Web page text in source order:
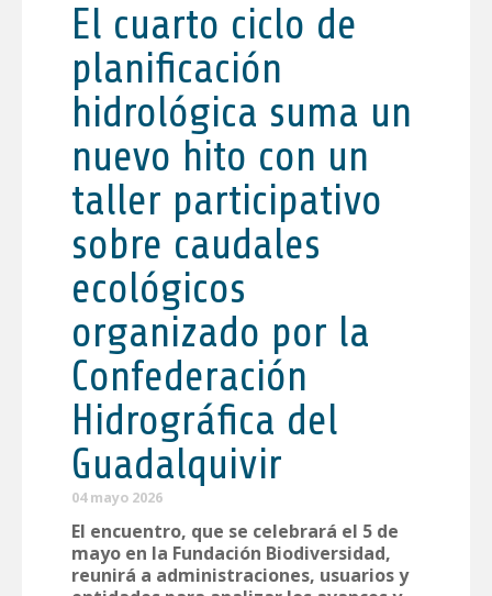
El cuarto ciclo de
planificación
hidrológica suma un
nuevo hito con un
taller participativo
sobre caudales
ecológicos
organizado por la
Confederación
Hidrográfica del
Guadalquivir
04 mayo 2026
El encuentro, que se celebrará el 5 de
mayo en la Fundación Biodiversidad,
reunirá a administraciones, usuarios y